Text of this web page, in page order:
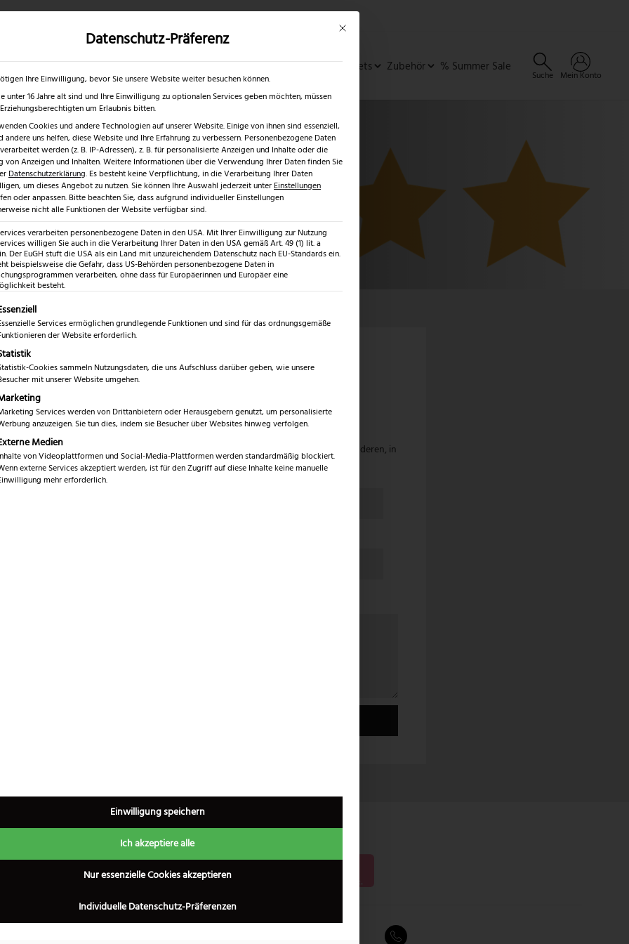
✓ ×
& Outdoormesser Rasur & Nagelpflege Scheren Geschenkideen & Sets Zubehör % Summer Sale
Suche Mein Konto
jetzt Ihr gekauftes Produkt
gekauftes Produkt besser einschätzen zu können. Wir freuen uns sehr über Ihre
Käufern helfen einem oft selber ein Produkt besser einzuschätzen. Helfen Sie anderen, in
beschreiben.
Mit diesem Button wird der Dialog geschlossen. Seine Funktionalität ist
Datenschutz-Präferenz
Ihre Einwilligung, bevor Sie unsere Website weiter besuchen können.
unter 16 Jahre alt sind und Ihre Einwilligung zu optionalen Services geben möchten, müssen
um Erlaubnis bitten.
Cookies und andere Technologien auf unserer Website. Einige von ihnen sind essenziell,
andere uns helfen, diese Website und Ihre Erfahrung zu verbessern. Personenbezogene Daten
werden (z. B. IP-Adressen), z. B. für personalisierte Anzeigen und Inhalte oder die
von Anzeigen und Inhalten.Weitere Informationen über die Verwendung Ihrer Daten finden Sie
Datenschutzerklärung. Es besteht keine Verpflichtung, in die Verarbeitung Ihrer Daten
um dieses Angebot zu nutzen.Sie können Ihre Auswahl jederzeit unter Einstellungen
oder anpassen. Bitte beachten Sie, dass aufgrund individueller Einstellungen
nicht alle Funktionen der Website verfügbar sind.
verarbeiten personenbezogene Daten in den USA. Mit Ihrer Einwilligung zur Nutzung
willigen Sie auch in die Verarbeitung Ihrer Daten in den USA gemäß Art. 49 (1) lit. a
Der EuGH stuft die USA als ein Land mit unzureichendem Datenschutz nach EU-Standards ein.
beispielsweise die Gefahr, dass US-Behörden personenbezogene Daten in
verarbeiten, ohne dass für Europäerinnen und Europäer eine
besteht.
eine Liste der Service-Gruppen, für die eine Einwilligung erteilt werden kann. Die erste Service-Gruppe ist essenziell und kann
Services ermöglichen grundlegende Funktionen und sind für das ordnungsgemäße
der Website erforderlich.
Cookies sammeln Nutzungsdaten, die uns Aufschluss darüber geben, wie unsere
mit unserer Website umgehen.
Services werden von Drittanbietern oder Herausgebern genutzt, um personalisierte
anzuzeigen. Sie tun dies, indem sie Besucher über Websites hinweg verfolgen.
Medien
von Videoplattformen und Social-Media-Plattformen werden standardmäßig blockiert.
externe Services akzeptiert werden, ist für den Zugriff auf diese Inhalte keine manuelle
mehr erforderlich.
Einwilligung speichern
Ich akzeptiere alle
Nur essenzielle Cookies akzeptieren
Individuelle Datenschutz-Präferenzen